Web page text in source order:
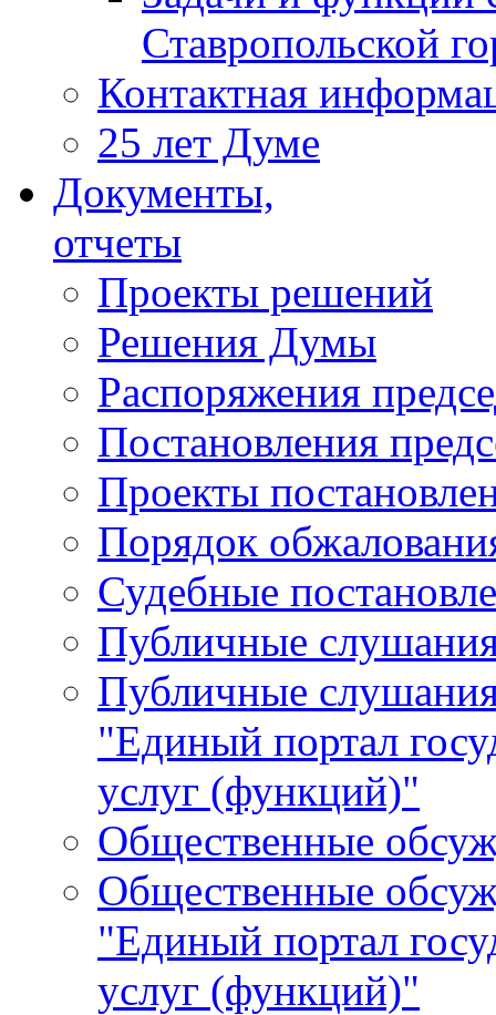
Ставропольской
Контактная
25 лет Думе
Документы,
отчеты
Проекты решений
Решения Думы
Распоряжения
Постановления
Проекты
Порядок
Судебные
Публичные
Публичные
"Единый портал
услуг (функций)"
Общественные
Общественные
"Единый портал
услуг (функций)"